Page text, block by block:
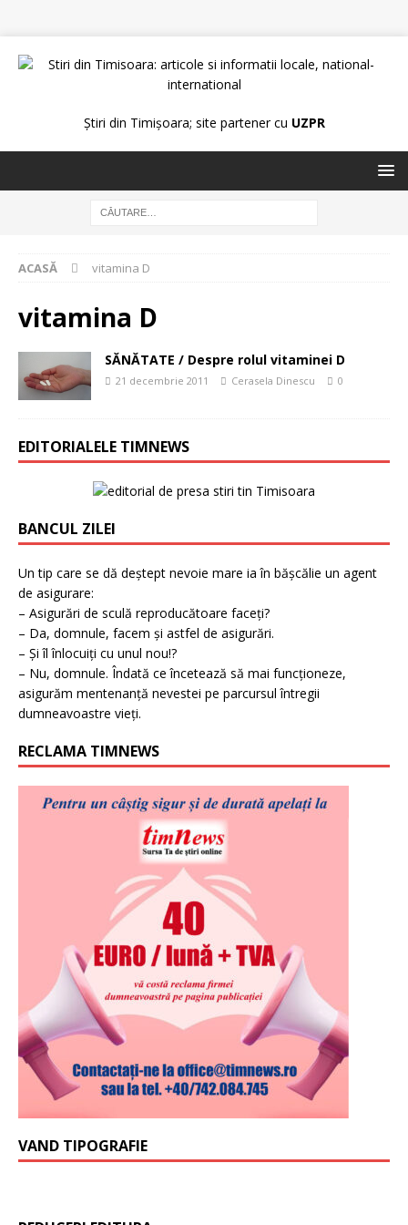
Știri din Timișoara; site partener cu UZPR
ACASĂ vitamina D
vitamina D
SĂNĂTATE / Despre rolul vitaminei D
21 decembrie 2011 Cerasela Dinescu 0
EDITORIALELE TIMNEWS
BANCUL ZILEI
Un tip care se dă deștept nevoie mare ia în bășcălie un agent
de asigurare:
– Asigurări de sculă reproducătoare faceți?
– Da, domnule, facem și astfel de asigurări.
– Și îl înlocuiți cu unul nou!?
– Nu, domnule. Îndată ce încetează să mai funcționeze,
asigurăm mentenanță nevestei pe parcursul întregii
dumneavoastre vieți.
RECLAMA TIMNEWS
VAND TIPOGRAFIE